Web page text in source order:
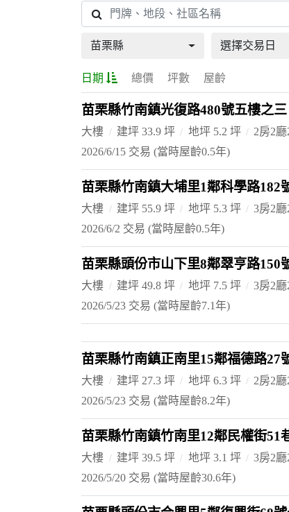
苗栗縣 選擇交易日
日期 總價 坪數 屋齡
苗栗縣竹南鎮光復路480號五樓之三
大樓 建坪 33.9 坪 地坪 5.2 坪
2房2
2026/6/15 交易 (當時屋齡0.5年)
苗栗縣竹南鎮大埔里1鄰科學路182
大樓 建坪 55.9 坪 地坪 5.3 坪
3房2
2026/6/2 交易 (當時屋齡0.5年)
苗栗縣頭份市山下里8鄰翠亨路150
大樓 建坪 49.8 坪 地坪 7.5 坪
3房2
2026/5/23 交易 (當時屋齡7.1年)
苗栗縣竹南鎮正南里15鄰福德路27
大樓 建坪 27.3 坪 地坪 6.3 坪
2房2
2026/5/23 交易 (當時屋齡8.2年)
苗栗縣竹南鎮竹南里12鄰民權街51
大樓 建坪 39.5 坪 地坪 3.1 坪
3房2
2026/5/20 交易 (當時屋齡30.6年)